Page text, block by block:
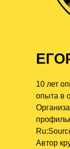
10 лет
опыта в
Автор